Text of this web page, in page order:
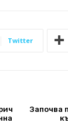
Twitter
Започва